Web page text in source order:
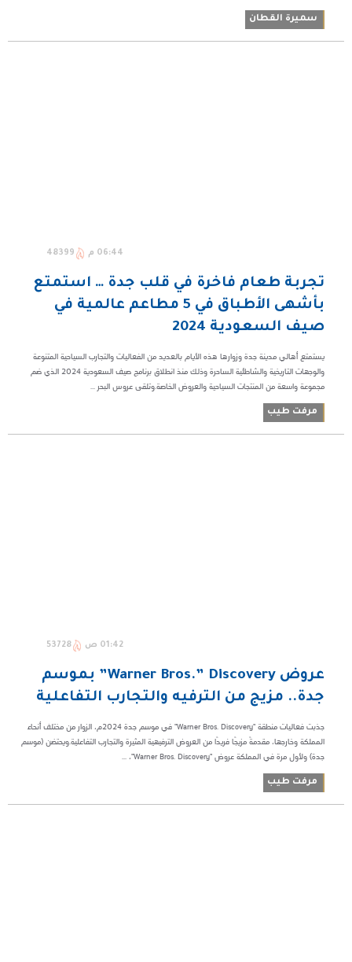
سميرة القطان
06:44 م 48399
تجربة طعام فاخرة في قلب جدة … استمتع
بأشهى الأطباق في 5 مطاعم عالمية في
صيف السعودية 2024
يستمتع أهالي مدينة جدة وزوارها هذه الأيام بالعديد من الفعاليات والتجارب السياحية المتنوعة
والوجهات التاريخية والشاطئية الساحرة وذلك منذ انطلاق برنامج صيف السعودية 2024 الذي ضم
مجموعة واسعة من المنتجات السياحية والعروض الخاصة.وتلقى عروس البحر ...
مرفت طيب
01:42 ص 53728
عروض Warner Bros.” Discovery” بموسم
جدة.. مزيج من الترفيه والتجارب التفاعلية
جذبت فعاليات منطقة "Warner Bros. Discovery" في موسم جدة 2024م، الزوار من مختلف أنحاء
المملكة وخارجها، مقدمةً مزيجًا فريدًا من العروض الترفيهية المثيرة والتجارب التفاعلية.ويحتضن (موسم
جدة) ولأول مرة في المملكة عروض "Warner Bros. Discovery"، ...
مرفت طيب